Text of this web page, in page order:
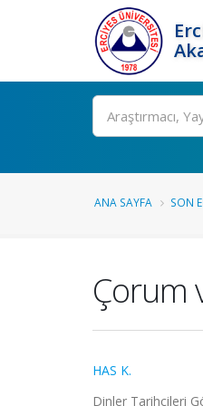
Ara
ANA SAYFA SON
Çorum
HAS K.
Dinler Tarihçileri